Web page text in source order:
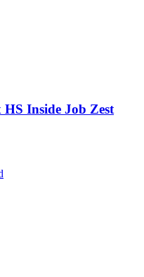
Inside Job Zest